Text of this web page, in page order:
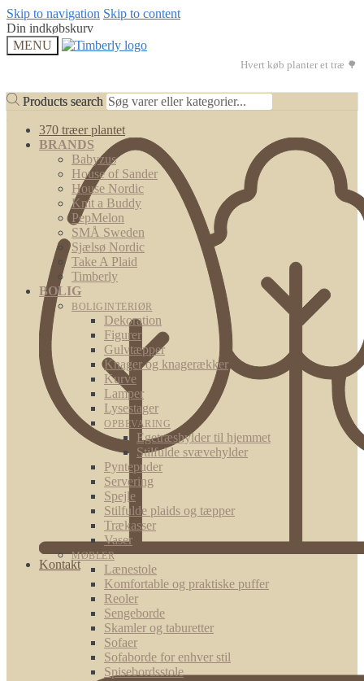
Skip to navigation Skip to content
Din indkøbskurv
MENU
Hvert køb planter et træ 🌳
Products search
370 træer plantet
Kontakt
Products search
BRANDS
Babyzus
House of Sander
House Nordic
Knit a Buddy
PepMelon
SMÅ Sweden
Sjælsø Nordic
Take A Plaid
Timberly
BOLIG
BOLIGINTERIØR
Dekoration
Figurer
Gulvtæpper
Knager og knagerækker
Kurve
Lamper
Lysestager
OPBEVARING
Egetræshylder til hjemmet
Stilfulde svævehylder
Pyntepuder
Servering
Spejle
Stilfulde plaids og tæpper
Trækasser
Vaser
MØBLER
Lænestole
Komfortable og praktiske puffer
Reoler
Sengeborde
Skamler og taburetter
Sofaer
Sofaborde for enhver stil
Spisebordsstole